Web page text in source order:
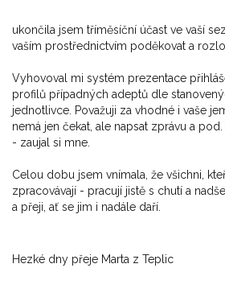
ukončila jsem tříměsíční účast ve vaší
vaším prostřednictvím poděkovat a
Vyhovoval mi systém prezentace
profilů případných adeptů dle
jednotlivce. Považuji za vhodné i vaše
nemá jen čekat, ale napsat zprávu a
- zaujal si mne.
Celou dobu jsem vnímala, že všichni,
zpracovávají - pracují jistě s chutí a
a přeji, ať se jim i nadále daří.
Hezké dny přeje Marta z Teplic